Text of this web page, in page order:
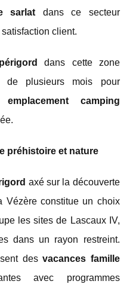
sarlat dans ce secteur
client.
dans cette zone
de plusieurs mois pour
emplacement camping
préhistoire et nature
axé sur la découverte
Vézère constitue un choix
les sites de Lascaux IV,
dans un rayon restreint.
desvacances famille
avec programmes